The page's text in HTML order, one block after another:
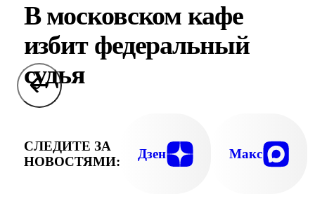
В московском кафе
избит федеральный
судья
СЛЕДИТЕ ЗА
НОВОСТЯМИ:
Дзен Макс